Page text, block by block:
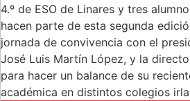
4.º de ESO de Linares y tres
hacen parte de esta segunda
jornada de convivencia con el
José Luis Martín López, y la
para hacer un balance de su
académica en distintos colegios